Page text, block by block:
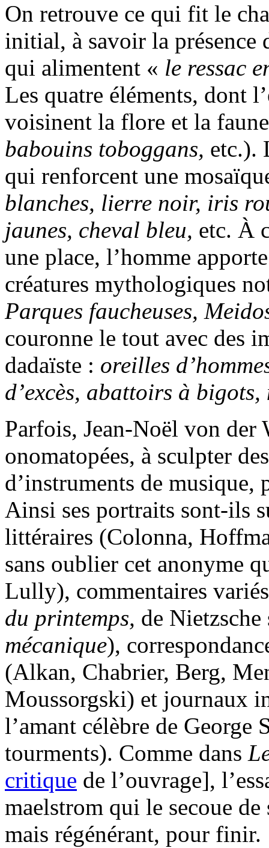
On retrouve ce qui fit le
initial, à savoir la présence
qui alimentent « le ressac
Les quatre éléments, dont
voisinent la flore et la
babouins toboggans, etc.).
qui renforcent une
blanches, lierre noir, iris
jaunes, cheval bleu, etc. À
une place, l’homme
créatures mythologiques
Parques faucheuses,
couronne le tout avec des
dadaïste : oreilles
d’excès, abattoirs à
Parfois, Jean-Noël von
onomatopées, à sculpter
d’instruments de musique,
Ainsi ses portraits sont-ils
littéraires (Colonna,
sans oublier cet anonyme
Lully), commentaires
du printemps, de
mécanique),
(Alkan, Chabrier, Berg,
Moussorgski) et journaux
l’amant célèbre de George
tourments). Comme dans
critique de l’ouvrage],
maelstrom qui le secoue
mais régénérant, pour finir.